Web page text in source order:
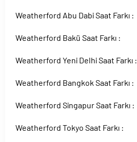
Weatherford Abu Dabi Saat Farkı :
Weatherford Bakü Saat Farkı :
Weatherford Yeni Delhi Saat Farkı :
Weatherford Bangkok Saat Farkı :
Weatherford Singapur Saat Farkı :
Weatherford Tokyo Saat Farkı :